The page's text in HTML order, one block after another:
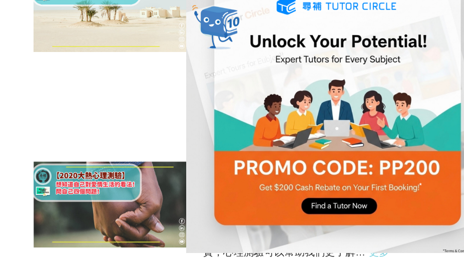
潛意識中最重視的事情！
圖片來源 每個人，人生中都有自己最重要的事情，你究竟
對自己既人生有多少理解呢？你…更多
【2020大熱心理測驗】想知道自己對愛情生活
的看法+誰是你希望陪你走一輩子的人？問自己
圖片來源 相信大家都有接觸過各式各樣的心理測驗。其
實，心理測驗可以幫助我們更了解… 更多